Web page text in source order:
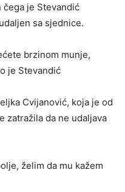
čega je Stevandić
sa sjednice.
brzinom munje,
je Stevandić
Cvijanović, koja je od
zatražila da ne udaljava
želim da mu kažem